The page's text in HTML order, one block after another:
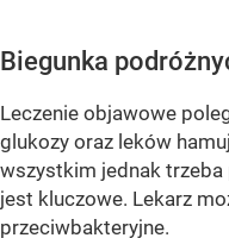
Biegunka
Leczenie objawowe
glukozy oraz leków
wszystkim jednak trzeba
jest kluczowe. Lekarz
przeciwbakteryjne.